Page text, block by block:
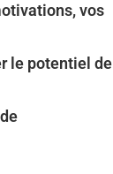
vos
le potentiel de